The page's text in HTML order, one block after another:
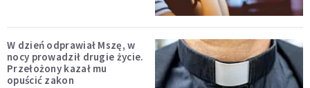
W dzień odprawiał Mszę, w
nocy prowadził drugie życie.
Przełożony kazał mu
opuścić zakon